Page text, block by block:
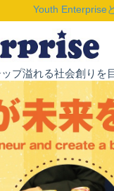
Youth Enterprise
プ溢れる社会創り